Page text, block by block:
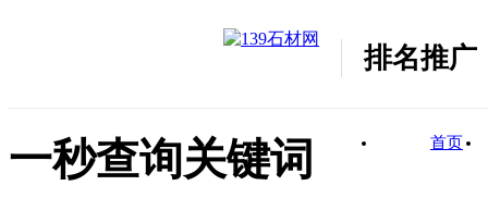
排名推广
首页
一秒查询关键词